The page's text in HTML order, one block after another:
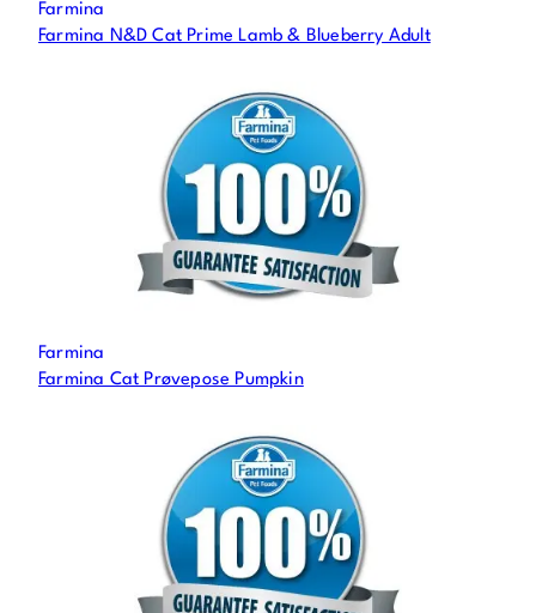
Farmina
Farmina N&D Cat Prime Lamb & Blueberry Adult
Farmina
Farmina Cat Prøvepose Pumpkin